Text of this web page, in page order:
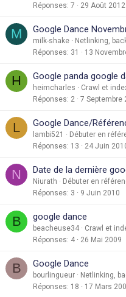
Réponses 7 29 Août 2012
M Google Dance
milk-shake
Netlinking,
Réponses 31 13
H Google panda google
heimcharles
Crawl et
Réponses 2 7 Septembre
L Google Dance/
lambi521
Débuter en
Réponses 13 24 Juin
N Date de la dernière
Niurath
Débuter en
Réponses 3 9 Juin 2010
B google dance
beacheuse34
Crawl et
Réponses 4 26 Mai 2009
B Google Dance
bourlingueur
Netlinking,
Réponses 18 17 Mars